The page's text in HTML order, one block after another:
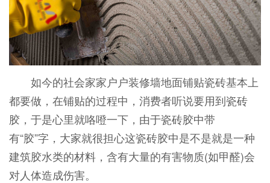
如今的社会家家户户装修墙地面铺贴瓷砖基本上
都要做，在铺贴的过程中，消费者听说要用到瓷砖
胶，于是心里就咯噔一下，由于瓷砖胶中带
有“胶”字，大家就很担心这瓷砖胶中是不是就是一种
建筑胶水类的材料，含有大量的有害物质(如甲醛)会
对人体造成伤害。